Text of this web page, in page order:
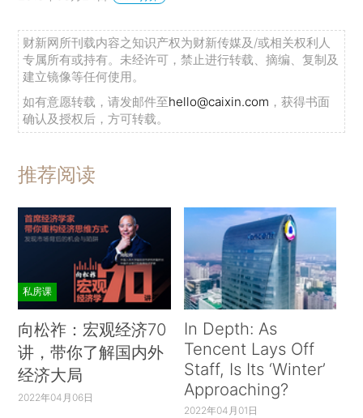
财新网所刊载内容之知识产权为财新传媒及/或相关权利人
专属所有或持有。未经许可，禁止进行转载、摘编、复制及
建立镜像等任何使用。
如有意愿转载，请发邮件至hello@caixin.com ，获得书面
确认及授权后，方可转载。
推荐阅读
私房课
向松祚：宏观经济70
讲，带你了解国内外
经济大局
2022年04月06日
In Depth: As
Tencent Lays Off
Staff, Is Its ‘Winter’
Approaching?
2022年04月01日